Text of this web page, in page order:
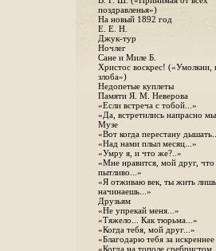
поздравленья»)
На новый 1892 год
Е. Е. Н.
Джук-тур
Ночлег
Сане и Миле Б.
Христос воскрес! («Умолкни,
злоба»)
Недопетые куплеты
Памяти Я. М. Неверова
«Если встреча с тобой...»
«Да, встретились напрасно
Музе
«Вот когда перестану
«Над нами плыл месяц...»
«Умру я, и что же?..»
«Мне нравится, мой друг, что
пытливо...»
«Я отживаю век, ты жить лишь
начинаешь...»
Друзьям
«Не упрекай меня...»
«Тяжело... Как тюрьма...»
«Когда тебя, мой друг...»
«Благодарю тебя за
«Когда на тополе